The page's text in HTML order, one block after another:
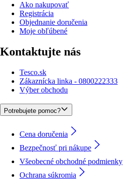
Ako nakupovať
Registrácia
Objednanie doručenia
Moje obľúbené
Kontaktujte nás
Tesco.sk
Zákaznícka linka - 0800222333
Výber obchodu
Potrebujete pomoc?
Cena doručenia
Bezpečnosť pri nákupe
Všeobecné obchodné podmienky
Ochrana súkromia